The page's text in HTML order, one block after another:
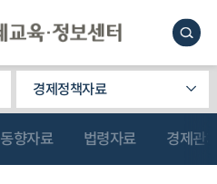
경제정책자료
동향자료 법령자료 경제관